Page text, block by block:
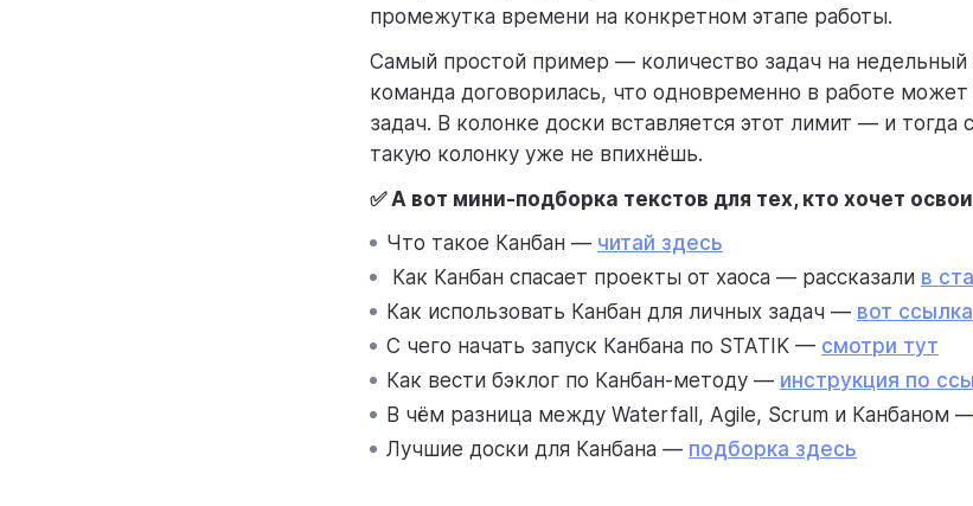
промежутка времени на конкретном этапе работы.
Самый простой пример — количество задач на недельный
команда договорилась, что одновременно в работе
задач. В колонке доски вставляется этот лимит — и тогда
такую колонку уже не впихнёшь.
✅ А вот мини-подборка текстов для тех, кто хочет
Что такое Канбан — читай здесь
Как Канбан спасает проекты от хаоса — рассказали в
Как использовать Канбан для личных задач — вот ссылка
С чего начать запуск Канбана по STATIK — смотри тут
Как вести бэклог по Канбан-методу — инструкция по
В чём разница между Waterfall, Agile, Scrum и Канбаном
Лучшие доски для Канбана — подборка здесь